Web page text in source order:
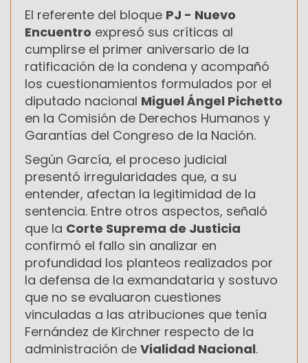
El referente del bloque PJ - Nuevo
Encuentro expresó sus críticas al
cumplirse el primer aniversario de la
ratificación de la condena y acompañó
los cuestionamientos formulados por el
diputado nacional Miguel Ángel Pichetto
en la Comisión de Derechos Humanos y
Garantías del Congreso de la Nación.
Según García, el proceso judicial
presentó irregularidades que, a su
entender, afectan la legitimidad de la
sentencia. Entre otros aspectos, señaló
que la Corte Suprema de Justicia
confirmó el fallo sin analizar en
profundidad los planteos realizados por
la defensa de la exmandataria y sostuvo
que no se evaluaron cuestiones
vinculadas a las atribuciones que tenía
Fernández de Kirchner respecto de la
administración de Vialidad Nacional.